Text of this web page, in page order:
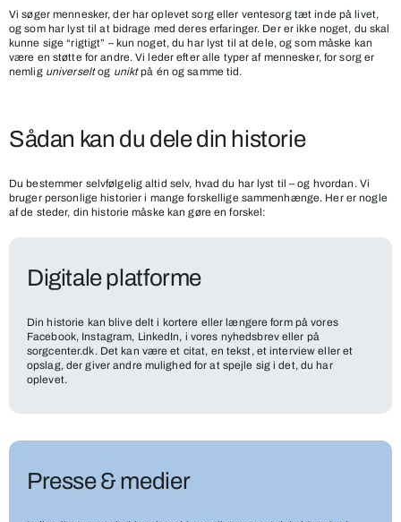
Vi søger mennesker, der har oplevet sorg eller ventesorg tæt inde på livet,
og som har lyst til at bidrage med deres erfaringer. Der er ikke noget, du skal
kunne sige “rigtigt” – kun noget, du har lyst til at dele, og som måske kan
være en støtte for andre. Vi leder efter alle typer af mennesker, for sorg er
nemlig universeltog uniktpå én og samme tid.
Sådan kan du dele din historie
Du bestemmer selvfølgelig altid selv, hvad du har lyst til – og hvordan. Vi
bruger personlige historier i mange forskellige sammenhænge. Her er nogle
af de steder, din historie måske kan gøre en forskel:
Digitale platforme
Din historie kan blive delt i kortere eller længere form på vores
Facebook, Instagram, LinkedIn, i vores nyhedsbrev eller på
sorgcenter.dk. Det kan være et citat, en tekst, et interview eller et
opslag, der giver andre mulighed for at spejle sig i det, du har
oplevet.
Presse & medier